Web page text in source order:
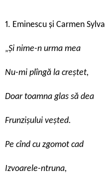
1. Eminescu și Carmen Sylva
„Și nime-n urma mea
Nu-mi plîngă la creștet,
Doar toamna glas să dea
Frunzișului veșted.
Pe cînd cu zgomot cad
Izvoarele-ntruna,